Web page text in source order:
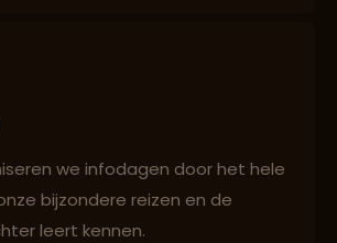
we infodagen door het hele
bijzondere reizen en de
leert kennen.